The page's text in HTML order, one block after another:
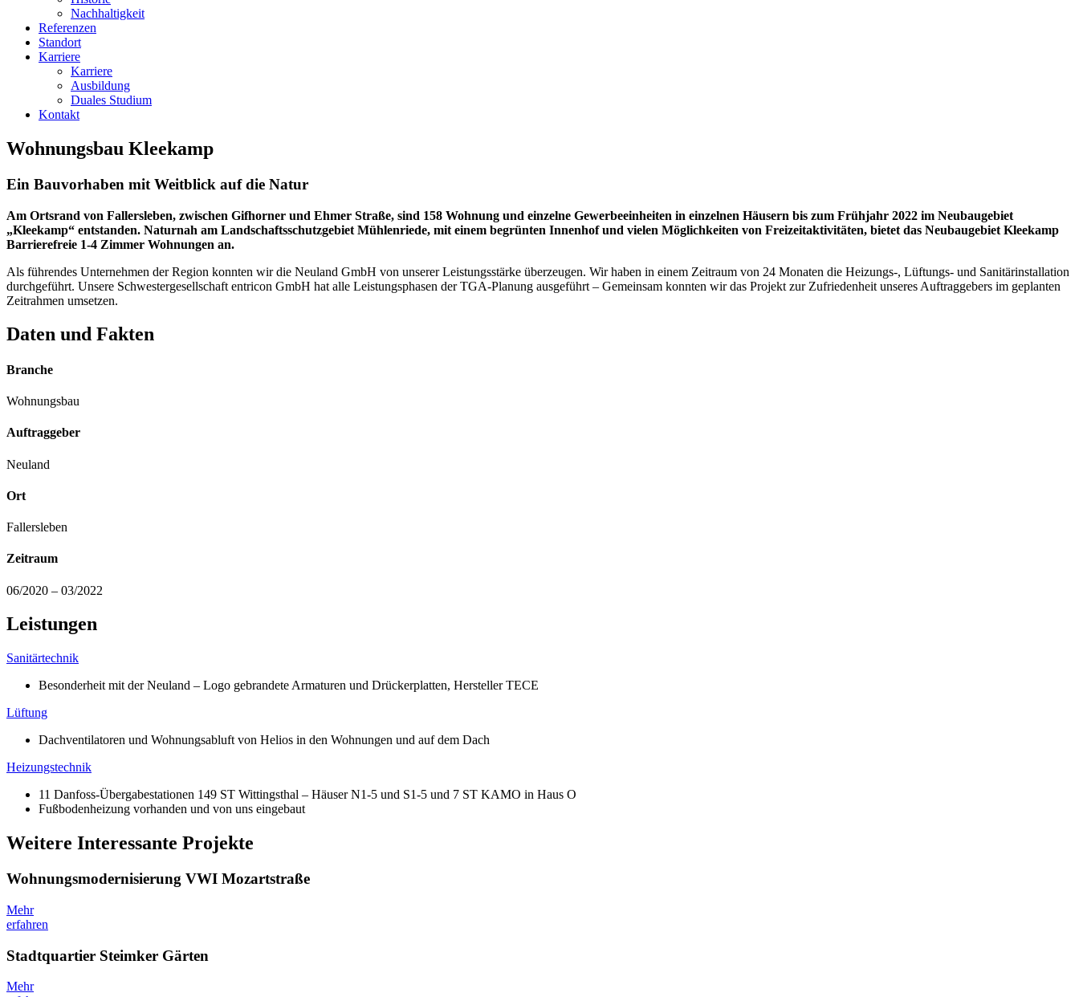
Nachhaltigkeit
Referenzen
Standort
Karriere
Karriere
Ausbildung
Duales Studium
Kontakt
Wohnungsbau Kleekamp
Ein Bauvorhaben mit Weitblick auf die Natur
Am Ortsrand von Fallersleben, zwischen Gifhorner und Ehmer Straße, sind 158 Wohnung und einzelne Gewerbeeinheiten in einzelnen Häusern bis zum Frühjahr 2022 im Neubaugebiet
„Kleekamp“ entstanden. Naturnah am Landschaftsschutzgebiet Mühlenriede, mit einem begrünten Innenhof und vielen Möglichkeiten von Freizeitaktivitäten, bietet das Neubaugebiet Kleekamp
Barrierefreie 1-4 Zimmer Wohnungen an.
Als führendes Unternehmen der Region konnten wir die Neuland GmbH von unserer Leistungsstärke überzeugen. Wir haben in einem Zeitraum von 24 Monaten die Heizungs-, Lüftungs- und Sanitärinstallation
durchgeführt. Unsere Schwestergesellschaft entricon GmbH hat alle Leistungsphasen der TGA-Planung ausgeführt – Gemeinsam konnten wir das Projekt zur Zufriedenheit unseres Auftraggebers im geplanten
Zeitrahmen umsetzen.
Daten und Fakten
Branche
Wohnungsbau
Auftraggeber
Neuland
Ort
Fallersleben
Zeitraum
06/2020 – 03/2022
Leistungen
Sanitärtechnik
Besonderheit mit der Neuland – Logo gebrandete Armaturen und Drückerplatten, Hersteller TECE
Lüftung
Dachventilatoren und Wohnungsabluft von Helios in den Wohnungen und auf dem Dach
Heizungstechnik
11 Danfoss-Übergabestationen 149 ST Wittingsthal – Häuser N1-5 und S1-5 und 7 ST KAMO in Haus O
Fußbodenheizung vorhanden und von uns eingebaut
Weitere Interessante Projekte
Wohnungsmodernisierung VWI Mozartstraße
Mehr
erfahren
Stadtquartier Steimker Gärten
Mehr